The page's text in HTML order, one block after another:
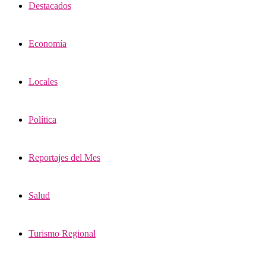
Destacados
Economía
Locales
Política
Reportajes del Mes
Salud
Turismo Regional